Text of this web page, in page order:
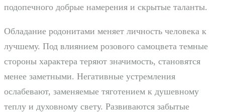
подопечного добрые намерения и скрытые таланты.
Обладание родонитами меняет личность человека к
лучшему. Под влиянием розового самоцвета темные
стороны характера теряют значимость, становятся
менее заметными. Негативные устремления
ослабевают, заменяемые тяготением к душевному
теплу и духовному свету. Развиваются забытые